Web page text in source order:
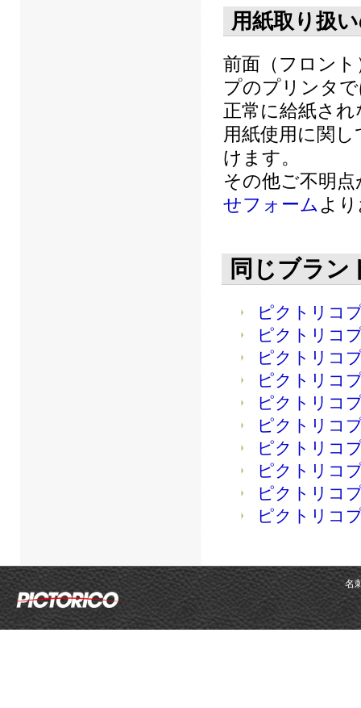
用紙取り扱
前面（フロン
プのプリンタ
正常に給紙さ
用紙使用に関
けます。
その他ご不明
せフォームよ
同じブラン
ピクトリコ
ピクトリコ
ピクトリコ
ピクトリコ
ピクトリコ
ピクトリコ
ピクトリコ
ピクトリコ
ピクトリコ
ピクトリコ
名